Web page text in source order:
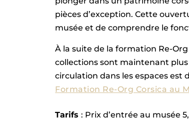
pièces d’exception. Cette
musée et de comprendre le
À la suite de la formation Re-
collections sont maintenant plus
circulation dans les espaces est
Formation Re-Org Corsica au
Tarifs: Prix d’entrée au musée